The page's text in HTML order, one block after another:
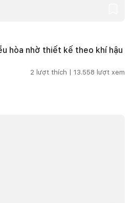
hòa nhờ thiết kế theo khí hậu
2 lượt thích | 13.558 lượt xem